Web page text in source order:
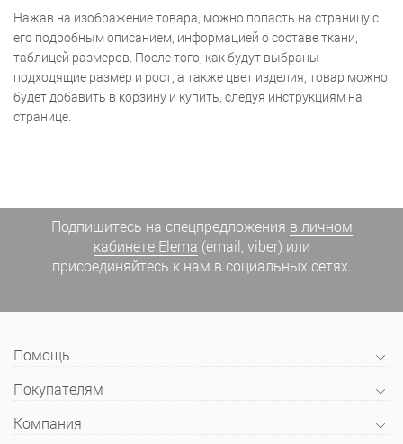
Нажав на изображение товара, можно попасть на страницу с
его подробным описанием, информацией о составе ткани,
таблицей размеров. После того, как будут выбраны
подходящие размер и рост, а также цвет изделия, товар можно
будет добавить в корзину и купить, следуя инструкциям на
странице.
Подпишитесь на спецпредложения в личном
кабинете Elema (email, viber) или
присоединяйтесь к нам в социальных сетях.
Помощь
Покупателям
Компания